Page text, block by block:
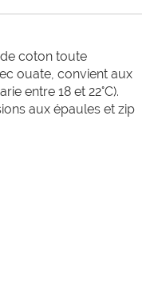
coton toute
ouate, convient aux
entre 18 et 22°C).
aux épaules et zip